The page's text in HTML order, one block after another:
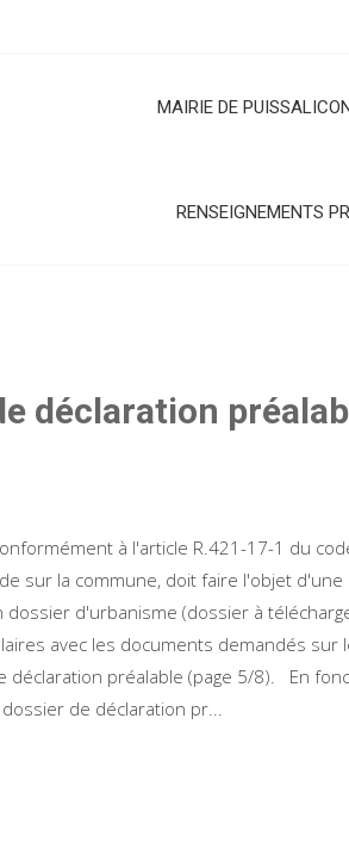
MAIRIE DE
RENSEIGNEMENTS
déclaration
à l'article R.421-17-1 du
sur la commune, doit faire l'objet
d'urbanisme (dossier à
avec les documents demandés
déclaration préalable (page 5/8). En
de déclaration pr...